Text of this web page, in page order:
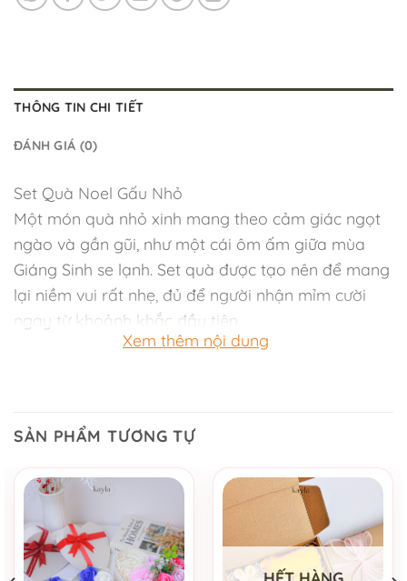
THÔNG TIN CHI TIẾT
ĐÁNH GIÁ (0)
Set Quà Noel Gấu Nhỏ
Một món quà nhỏ xinh mang theo cảm giác ngọt
ngào và gần gũi, như một cái ôm ấm giữa mùa
Giáng Sinh se lạnh. Set quà được tạo nên để mang
lại niềm vui rất nhẹ, đủ để người nhận mỉm cười
ngay từ khoảnh khắc đầu tiên.
xinh xắn trong không gian mùa lễ hội, vừa gần gũi
vừa tràn đầy cảm xúc.
Set quà được đặt trong hộp tròn thắt nơ kích
thước 20 x 10,5 cm, sắp xếp tinh tế với chú gấu
bông nhỏ xinh ở vị trí trung tâm. Hình ảnh chú gấu
Xem thêm nội dung
SẢN PHẨM TƯƠNG TỰ